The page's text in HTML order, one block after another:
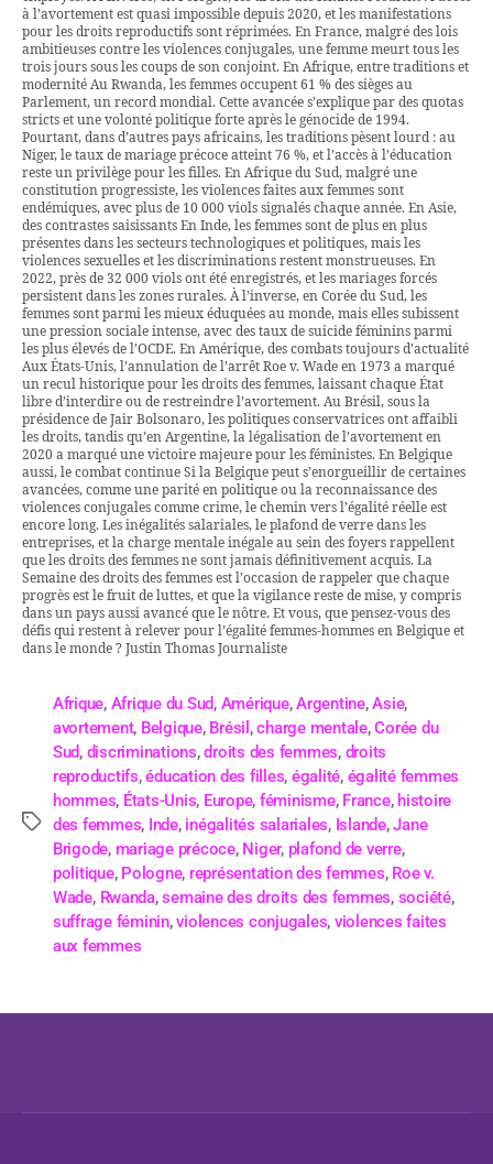
à l’avortement est quasi impossible depuis 2020, et les manifestations
pour les droits reproductifs sont réprimées. En France, malgré des lois
ambitieuses contre les violences conjugales, une femme meurt tous les
trois jours sous les coups de son conjoint. En Afrique, entre traditions et
modernité Au Rwanda, les femmes occupent 61 % des sièges au
Parlement, un record mondial. Cette avancée s’explique par des quotas
stricts et une volonté politique forte après le génocide de 1994.
Pourtant, dans d’autres pays africains, les traditions pèsent lourd : au
Niger, le taux de mariage précoce atteint 76 %, et l’accès à l’éducation
reste un privilège pour les filles. En Afrique du Sud, malgré une
constitution progressiste, les violences faites aux femmes sont
endémiques, avec plus de 10 000 viols signalés chaque année. En Asie,
des contrastes saisissants En Inde, les femmes sont de plus en plus
présentes dans les secteurs technologiques et politiques, mais les
violences sexuelles et les discriminations restent monstrueuses. En
2022, près de 32 000 viols ont été enregistrés, et les mariages forcés
persistent dans les zones rurales. À l’inverse, en Corée du Sud, les
femmes sont parmi les mieux éduquées au monde, mais elles subissent
une pression sociale intense, avec des taux de suicide féminins parmi
les plus élevés de l’OCDE. En Amérique, des combats toujours d’actualité
Aux États-Unis, l’annulation de l’arrêt Roe v. Wade en 1973 a marqué
un recul historique pour les droits des femmes, laissant chaque État
libre d’interdire ou de restreindre l’avortement. Au Brésil, sous la
présidence de Jair Bolsonaro, les politiques conservatrices ont affaibli
les droits, tandis qu’en Argentine, la légalisation de l’avortement en
2020 a marqué une victoire majeure pour les féministes. En Belgique
aussi, le combat continue Si la Belgique peut s’enorgueillir de certaines
avancées, comme une parité en politique ou la reconnaissance des
violences conjugales comme crime, le chemin vers l’égalité réelle est
encore long. Les inégalités salariales, le plafond de verre dans les
entreprises, et la charge mentale inégale au sein des foyers rappellent
que les droits des femmes ne sont jamais définitivement acquis. La
Semaine des droits des femmes est l’occasion de rappeler que chaque
progrès est le fruit de luttes, et que la vigilance reste de mise, y compris
dans un pays aussi avancé que le nôtre. Et vous, que pensez-vous des
défis qui restent à relever pour l’égalité femmes-hommes en Belgique et
dans le monde ? Justin Thomas Journaliste
Afrique, Afrique du Sud, Amérique,Argentine,Asie,
avortement, Belgique, Brésil ,charge mentale,Corée du
Sud, discriminations,droits des femmes, droits
reproductifs,éducation des filles, égalité, égalité femmes
hommes, États-Unis, Europe, féminisme, France, histoire
des femmes, Inde, inégalités salariales, Islande,Jane
Brigode, mariage précoce, Niger, plafond de verre,
politique, Pologne, représentation des femmes, Roe v.
Wade, Rwanda,semaine des droits des femmes, société,
suffrage féminin,violences conjugales, violences faites
aux femmes